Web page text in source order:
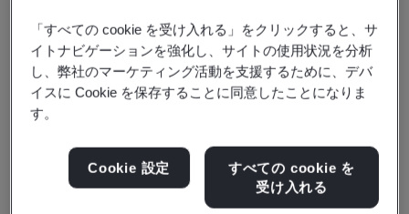
Shanghai Bao-Mit Steel
Distribution Co., Ltd.
「すべての cookie を受け入れる」をクリックすると、サ
イトナビゲーションを強化し、サイトの使用状況を分析
し、弊社のマーケティング活動を支援するために、デバ
イスに Cookie を保存することに同意したことになりま
す。
Cookie 設定
すべての cookie を
受け入れる